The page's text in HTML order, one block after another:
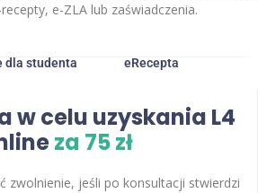
e-ZLA lub zaświadczenia.
dla studenta eRecepta
w celu uzyskania L4
za 75 zł
zwolnienie, jeśli po konsultacji stwierdzi